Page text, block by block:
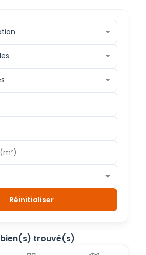
Réinitialiser
bien(s) trouvé(s)